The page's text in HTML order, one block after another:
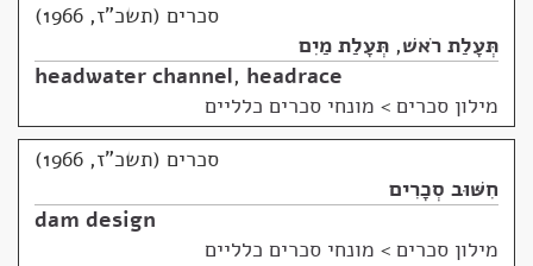
סכרים (תשכ"ז, 1966)
תְּעָלַת רֹאשׁ, תְּעָלַת מַיִם
headwater channel, headrace
מילון סכרים > מונחי סכרים כלליים
סכרים (תשכ"ז, 1966)
חִשּׁוּב סְכָרִים
dam design
מילון סכרים > מונחי סכרים כלליים